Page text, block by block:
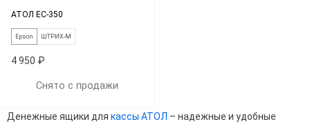
АТОЛ EC-350
Epson ШТРИХ-М
4 950 ₽
Снято с продажи
Денежные ящики для кассы АТОЛ – надежные и удобные